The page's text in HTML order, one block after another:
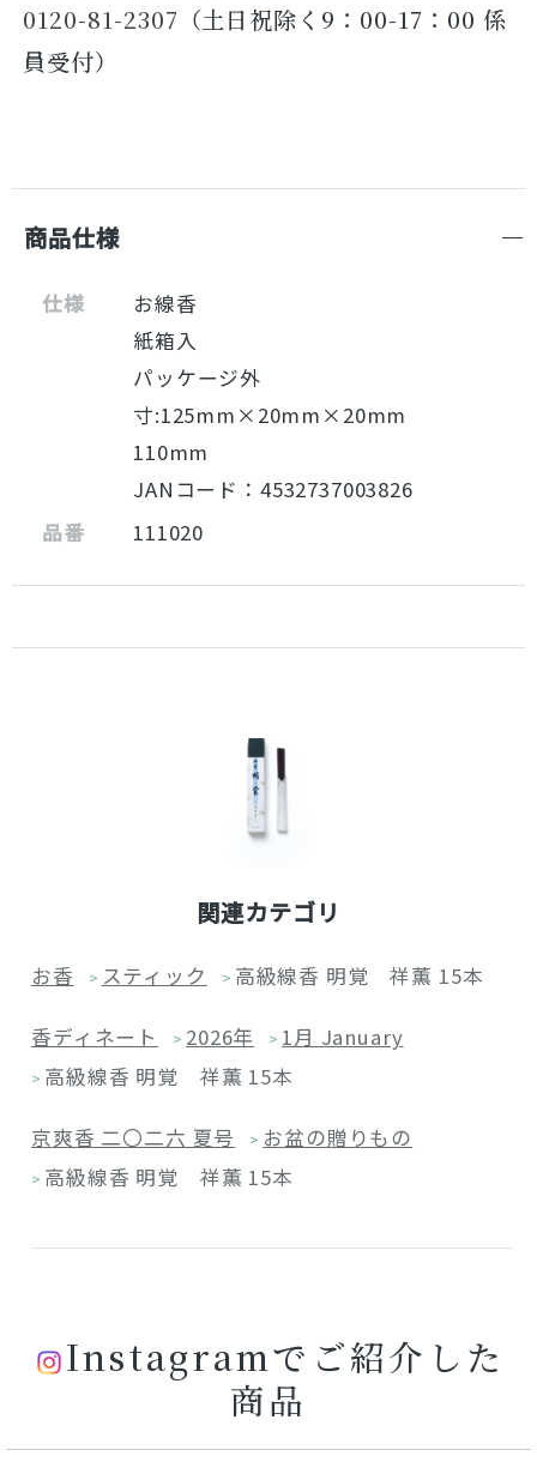
0120-81-2307 （土日祝除く9：00-17：00 係
員受付）
商品仕様
仕様
お線香
紙箱入
パッケージ外
寸:125mm×20mm×20mm
110mm
JANコード：4532737003826
品番
111020
関連カテゴリ
お香 > スティック > 高級線香 明覚 祥薫 15本
香ディネート > 2026年 > 1月 January
> 高級線香 明覚 祥薫 15本
京爽香 二〇二六 夏号 > お盆の贈りもの
> 高級線香 明覚 祥薫 15本
Instagramでご紹介した
商品